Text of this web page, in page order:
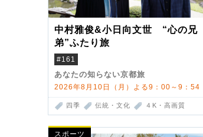
中村雅俊&小日向文世 “心の兄
弟”ふたり旅
#161
あなたの知らない京都旅
2026年8月10日（月）よる9：00～9：54
四季 伝統・文化 ４K・高画質
スポーツ